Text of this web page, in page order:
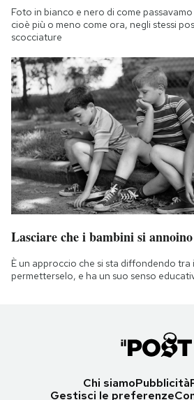
Foto in bianco e nero di come
cioè più o meno come ora, negli stessi
scocciature
Lasciare che i bambini si annoino
È un approccio che si sta diffondendo
permetterselo, e ha un suo senso
Chi siamoPubblicità
Gestisci le preferenze